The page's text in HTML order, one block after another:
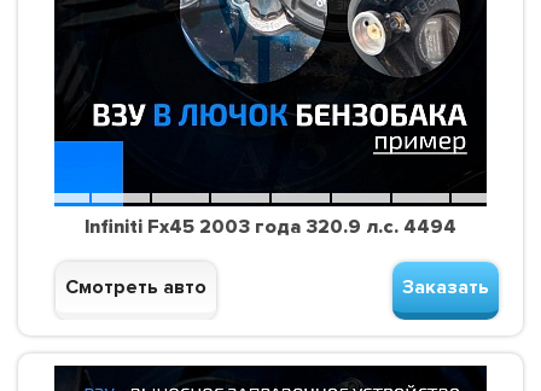
Infiniti Fx45 2003 года 320.9 л.с. 4494
Смотреть авто Заказать